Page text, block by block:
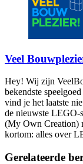
Veel
Hey! Wij zijn
bekendste
vind je het laatste
de nieuwste LEGO-
(My Own Creation)
kortom: alles over
Gerelateerde